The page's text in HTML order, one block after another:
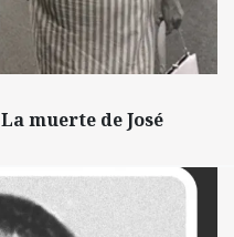
muerte de José